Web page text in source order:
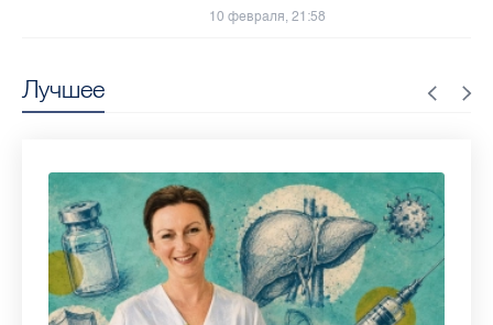
Лучшее
10 февраля, 21:58